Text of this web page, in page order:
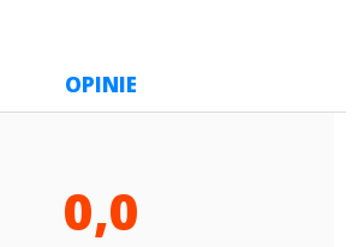
OPINIE
0,0